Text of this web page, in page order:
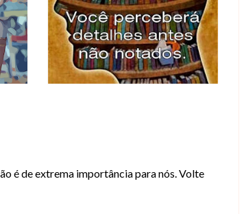
é de extrema importância para nós. Volte